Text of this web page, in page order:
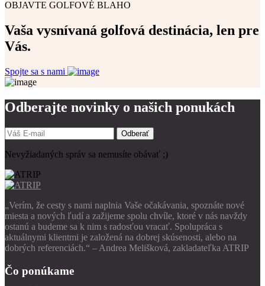
OBJAVTE GOLFOVÉ BLAHO
Vaša vysnívaná golfová destinácia, len pre
Vás.
Spojte sa s nami
Odberajte novinky o našich ponukách
Odberať
Nevyžiadaných správ sa nemusíte obávať ;)
„Verím, že cesty s nami naplnia Vaše očakávania, spoznáte nové
miesta a nových ľudí a zažijeme spolu chvíle, ktoré v nás navždy
ostanú a budeme sa k nim s radosťou vracať. Spolupráca s
aktuálnymi klientmi je založená na dobrej skúsenosti, alebo na
dobrých referenciách.“ – Andrea Melišková, zakladateľka ATRIP
Čo ponúkame